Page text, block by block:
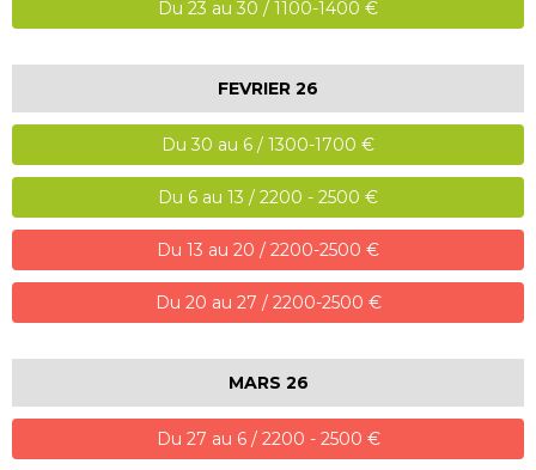
Du 23 au 30 / 1100-1400 €
FEVRIER 26
Du 30 au 6 / 1300-1700 €
Du 6 au 13 / 2200 - 2500 €
Du 13 au 20 / 2200-2500 €
Du 20 au 27 / 2200-2500 €
MARS 26
Du 27 au 6 / 2200 - 2500 €